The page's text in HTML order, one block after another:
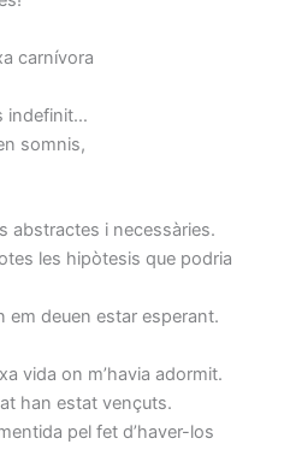
carnívora
indefinit…
somnis,
abstractes i necessàries.
les hipòtesis que podria
em deuen estar esperant.
vida on m’havia adormit.
han estat vençuts.
pel fet d’haver-los